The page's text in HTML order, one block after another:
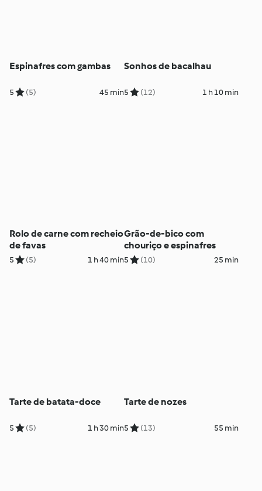
Espinafres com gambas
5 (5) 45 min
Sonhos de bacalhau
5 (12) 1 h 10 min
Rolo de carne com recheio
de favas
5 (5) 1 h 40 min
Grão-de-bico com
chouriço e espinafres
5 (10) 25 min
Tarte de batata-doce
5 (5) 1 h 30 min
Tarte de nozes
5 (13) 55 min